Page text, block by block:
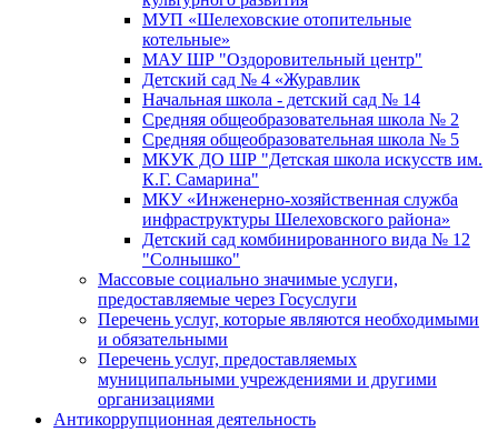
МУП «Шелеховские отопительные
котельные»
МАУ ШР "Оздоровительный центр"
Детский сад № 4 «Журавлик
Начальная школа - детский сад № 14
Средняя общеобразовательная школа № 2
Средняя общеобразовательная школа № 5
МКУК ДО ШР "Детская школа искусств им.
К.Г. Самарина"
МКУ «Инженерно-хозяйственная служба
инфраструктуры Шелеховского района»
Детский сад комбинированного вида № 12
"Солнышко"
Массовые социально значимые услуги,
предоставляемые через Госуслуги
Перечень услуг, которые являются необходимыми
и обязательными
Перечень услуг, предоставляемых
муниципальными учреждениями и другими
организациями
Антикоррупционная деятельность